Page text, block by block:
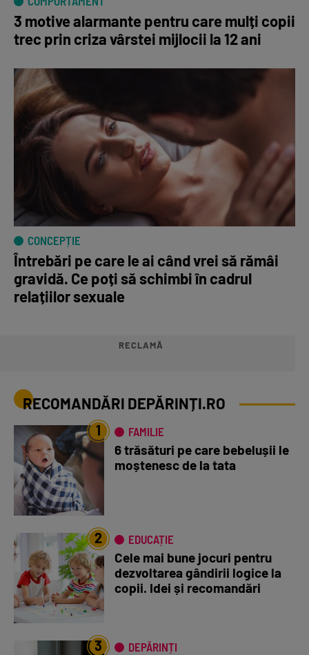
3 motive alarmante pentru care mulți copii
trec prin criza vârstei mijlocii la 12 ani
CONCEPȚIE
Întrebări pe care le ai când vrei să rămâi
gravidă. Ce poți să schimbi în cadrul
relațiilor sexuale
RECLAMĂ
RECOMANDĂRI DEPĂRINȚI.RO
1 FAMILIE
6 trăsături pe care bebelușii le
moștenesc de la tata
2 EDUCAȚIE
Cele mai bune jocuri pentru
dezvoltarea gândirii logice la
copii. Idei și recomandări
3 DEPĂRINȚI